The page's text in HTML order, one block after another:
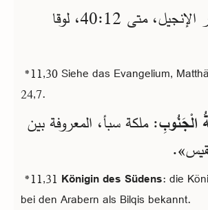
*11‏:30 انظر الإنجيل، متى 12‏:40، لوقا
*11,30 Siehe das Evangelium,
24,7.
الْجَنُوبِ: ملكة سبأ، المعروفة بين
*11,31 Königin des Südens: die
bei den Arabern als Bilqis bekannt.